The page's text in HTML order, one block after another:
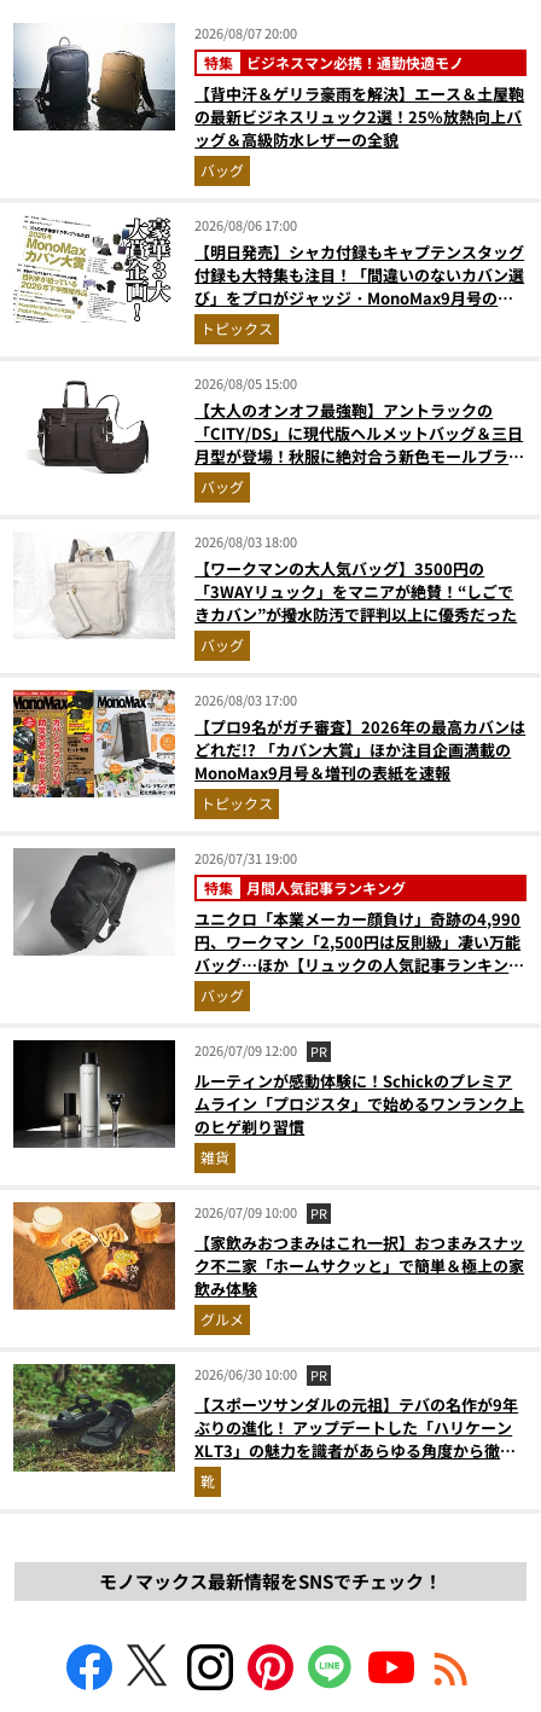
2026/08/07 20:00
特集 ビジネスマン必携！通勤快適モノ
【背中汗＆ゲリラ豪雨を解決】エース＆土屋鞄
の最新ビジネスリュック2選！25%放熱向上バ
ッグ＆高級防水レザーの全貌
バッグ
2026/08/06 17:00
【明日発売】シャカ付録もキャプテンスタッグ
付録も大特集も注目！「間違いのないカバン選
び」をプロがジャッジ・MonoMax9月号の目
次を公開
トピックス
2026/08/05 15:00
【大人のオンオフ最強鞄】アントラックの
「CITY/DS」に現代版ヘルメットバッグ＆三日
月型が登場！秋服に絶対合う新色モールブラウ
ンが傑作
バッグ
2026/08/03 18:00
【ワークマンの大人気バッグ】3500円の
「3WAYリュック」をマニアが絶賛！“しごで
きカバン”が撥水防汚で評判以上に優秀だった
バッグ
2026/08/03 17:00
【プロ9名がガチ審査】2026年の最高カバンは
どれだ!? 「カバン大賞」ほか注目企画満載の
MonoMax9月号＆増刊の表紙を速報
トピックス
2026/07/31 19:00
特集 月間人気記事ランキング
ユニクロ「本業メーカー顔負け」奇跡の4,990
円、ワークマン「2,500円は反則級」凄い万能
バッグ…ほか【リュックの人気記事ランキング
ベスト3】（2026年6月版）
バッグ
2026/07/09 12:00 PR
ルーティンが感動体験に！Schickのプレミア
ムライン「プロジスタ」で始めるワンランク上
のヒゲ剃り習慣
雑貨
2026/07/09 10:00 PR
【家飲みおつまみはこれ一択】おつまみスナッ
ク不二家「ホームサクッと」で簡単＆極上の家
飲み体験
グルメ
2026/06/30 10:00 PR
【スポーツサンダルの元祖】テバの名作が9年
ぶりの進化！ アップデートした「ハリケーン
XLT3」の魅力を識者があらゆる角度から徹底
解説！
靴
モノマックス最新情報をSNSでチェック！